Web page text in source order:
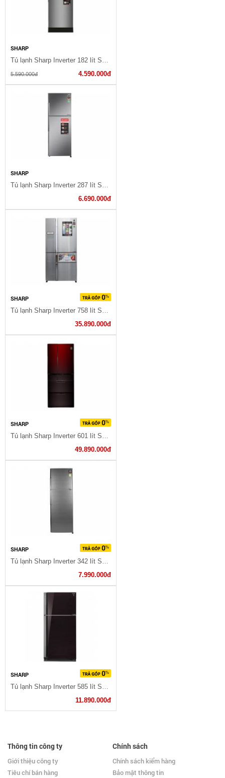
SHARP
5.590.000đ 4.590.000đ
SHARP
Tủ lạnh Sharp Inverter 287 lít SJ-X316E-DS
6.690.000đ
SHARP
Tủ lạnh Sharp Inverter 758 lít SJ-F5X76VM-SL
35.890.000đ
SHARP
Tủ lạnh Sharp Inverter 601 lít SJ-GF60A-R/T
49.890.000đ
SHARP
Tủ lạnh Sharp Inverter 342 lít SJ-X346E-DS
7.990.000đ
SHARP
Tủ lạnh Sharp Inverter 585 lít SJ-XP590PG-BK
11.890.000đ
Thông tin công ty
Giới thiệu công ty
Tiêu chí bán hàng
Chính sách
Chính sách kiểm hàng
Bảo mật thông tin